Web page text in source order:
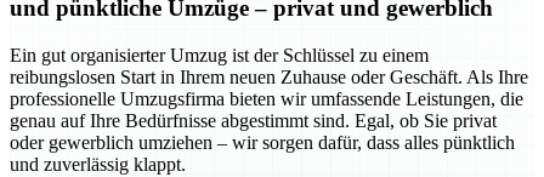
und pünktliche Umzüge – privat und gewerblich
Ein gut organisierter Umzug ist der Schlüssel zu einem
reibungslosen Start in Ihrem neuen Zuhause oder Geschäft. Als Ihre
professionelle Umzugsfirma bieten wir umfassende Leistungen, die
genau auf Ihre Bedürfnisse abgestimmt sind. Egal, ob Sie privat
oder gewerblich umziehen – wir sorgen dafür, dass alles pünktlich
und zuverlässig klappt.